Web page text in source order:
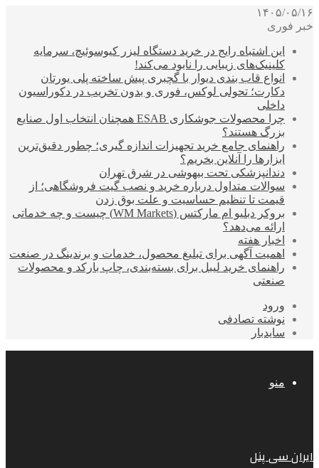
۱۴۰۵/۰۵/۱۶
خبر فوری
این اشتباه رایج در خرید دستگاه لیزر کیوسوئیچ، سرمایه
کلینیک‌های زیبایی را نابود می‌کند!
انواع قاب بندی دیوار با گچبری پیش ساخته پلی یورتان
دکارت؛ تحولی لوکس، فوری و بدون تخریب در دکوراسیون
داخلی
چرا محصولات جوشکاری ESAB همچنان انتخاب اول صنایع
بزرگ هستند؟
راهنمای جامع خرید تجهیزات اندازه گیری؛ چطور دقیق‌ترین
ابزارها را آنلاین بخریم؟
دندانپزشکی تحت بیهوشی در شرق تهران
سوالات متداول درباره خرید و نصب گیت فروشگاهی؛ از
قیمت تا تنظیم حساسیت و علت بوق زدن
بروکر دبلیو ام مارکتس (WM Markets) چیست و چه خدماتی
ارائه می‌دهد؟
اخبار هفته
اهمیت آگهی برای تبلیغ محصول، خدمات و برندینگ در صنعت
راهنمای خرید لیبل برای بسته‌بندی، چاپ بارکد و محصولات
صنعتی
ورود
نوشته تصادفی
سایدبار
منو
ایران سی پنل